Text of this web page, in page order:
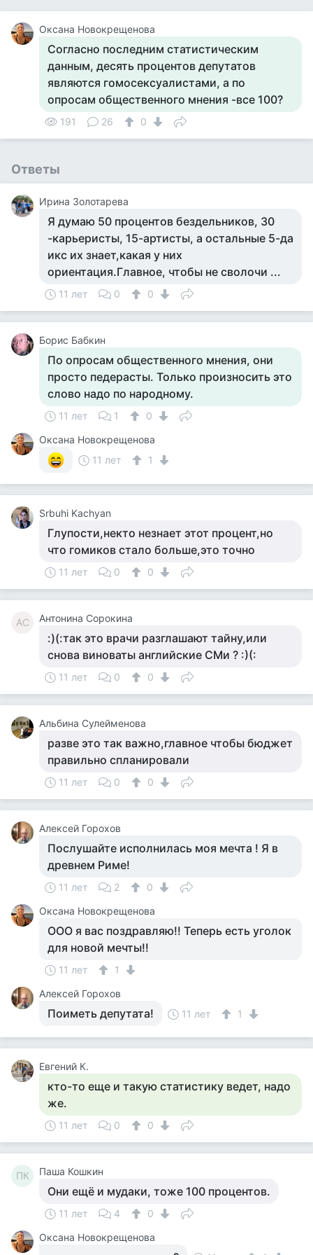
Оксана Новокрещенова
Согласно последним статистическим
данным, десять процентов депутатов
являются гомоceкcуалистами, а по
опросам общественного мнения -все 100?
191 26 0
Ответы
Ирина Золотарева
Я думаю 50 процентов бездельников, 30
-карьеристы, 15-артисты, а остальные 5-да
икс их знает,какая у них
ориентация.Главное, чтобы не сволочи ...
11 лет 0 0
Борис Бабкин
По опросам общественного мнения, они
просто педерасты. Только произносить это
слово надо по народному.
11 лет 1
0
Оксана Новокрещенова
11 лет
1
Srbuhi Kachyan
Глупости,некто незнает этот процент,но
что гомиков стало больше,это точно
11 лет 0 0
АС Антонина Сорокина
:)(:так это врачи разглашают тайну,или
снова виноваты английские СМи ? :)(:
11 лет 0 0
Альбина Сулейменова
разве это так важно,главное чтобы бюджет
правильно спланировали
11 лет 0 0
Алексей Горохов
Послушайте исполнилась моя мечта ! Я в
древнем Риме!
11 лет 2
0
Оксана Новокрещенова
ООО я вас поздравляю!! Теперь есть уголок
для новой мечты!!
11 лет
1
Алексей Горохов
Поиметь депутата! 11 лет 1
Евгений К.
кто-то еще и такую статистику ведет, надо
же.
11 лет 0 0
ПК Паша Кошкин
Они ещё и мудаки, тоже 100 процентов.
11 лет 4
0
Оксана Новокрещенова